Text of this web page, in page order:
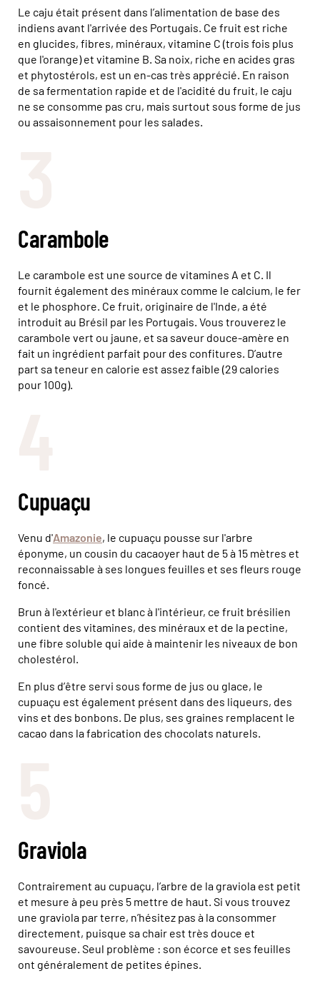
Le caju était présent dans l’alimentation de base des
indiens avant l'arrivée des Portugais. Ce fruit est riche
en glucides, fibres, minéraux, vitamine C (trois fois plus
que l'orange) et vitamine B. Sa noix, riche en acides gras
et phytostérols, est un en-cas très apprécié. En raison
de sa fermentation rapide et de l'acidité du fruit, le caju
ne se consomme pas cru, mais surtout sous forme de jus
ou assaisonnement pour les salades.
Carambole
Le carambole est une source de vitamines A et C. Il
fournit également des minéraux comme le calcium, le fer
et le phosphore. Ce fruit, originaire de l'Inde, a été
introduit au Brésil par les Portugais. Vous trouverez le
carambole vert ou jaune, et sa saveur douce-amère en
fait un ingrédient parfait pour des confitures. D’autre
part sa teneur en calorie est assez faible (29 calories
pour 100g).
Cupuaçu
Venu d'Amazonie, le cupuaçu pousse sur l'arbre
éponyme, un cousin du cacaoyer haut de 5 à 15 mètres et
reconnaissable à ses longues feuilles et ses fleurs rouge
foncé.
Brun à l'extérieur et blanc à l'intérieur, ce fruit brésilien
contient des vitamines, des minéraux et de la pectine,
une fibre soluble qui aide à maintenir les niveaux de bon
cholestérol.
En plus d’être servi sous forme de jus ou glace, le
cupuaçu est également présent dans des liqueurs, des
vins et des bonbons. De plus, ses graines remplacent le
cacao dans la fabrication des chocolats naturels.
Graviola
Contrairement au cupuaçu, l’arbre de la graviola est petit
et mesure à peu près 5 mettre de haut. Si vous trouvez
une graviola par terre, n’hésitez pas à la consommer
directement, puisque sa chair est très douce et
savoureuse. Seul problème : son écorce et ses feuilles
ont généralement de petites épines.